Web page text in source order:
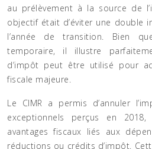
au prélèvement à la source de
objectif était d’éviter une double
l’année de transition. Bien
temporaire, il illustre
d’impôt peut être utilisé pour
fiscale majeure.
Le CIMR a permis d’annuler
exceptionnels perçus en
avantages fiscaux liés aux
réductions ou crédits d’impôt.